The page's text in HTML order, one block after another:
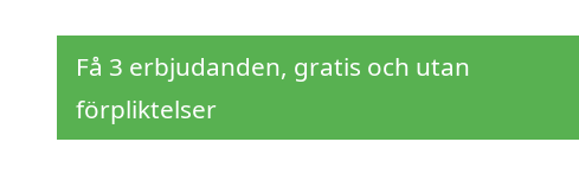
Få 3 erbjudanden, gratis och utan
förpliktelser